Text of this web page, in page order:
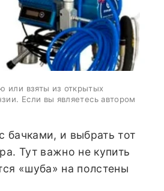
или взяты из открытых
Если вы являетесь автором
бачками, и выбрать тот
Тут важно не купить
«шуба» на полстены